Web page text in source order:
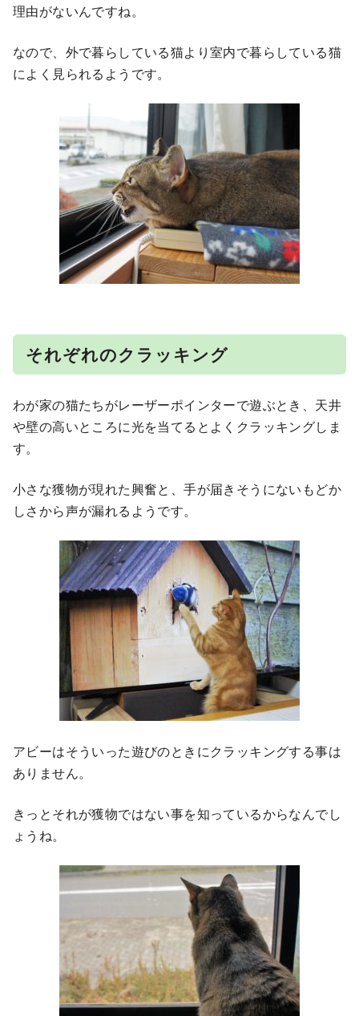
理由がないんですね。
なので、外で暮らしている猫より室内で暮らしている猫
によく見られるようです。
それぞれのクラッキング
わが家の猫たちがレーザーポインターで遊ぶとき、天井
や壁の高いところに光を当てるとよくクラッキングしま
す。
小さな獲物が現れた興奮と、手が届きそうにないもどか
しさから声が漏れるようです。
アビーはそういった遊びのときにクラッキングする事は
ありません。
きっとそれが獲物ではない事を知っているからなんでし
ょうね。